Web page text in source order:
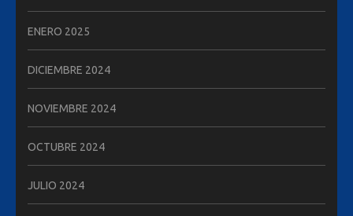
ENERO 2025
DICIEMBRE 2024
NOVIEMBRE 2024
OCTUBRE 2024
JULIO 2024